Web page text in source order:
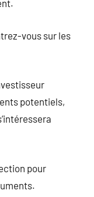
vous sur les
potentiels,
pour